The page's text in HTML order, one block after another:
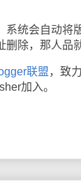
统会自动将
除，那人品
联盟，致
加入。